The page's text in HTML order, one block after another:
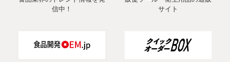
信中！
サイト